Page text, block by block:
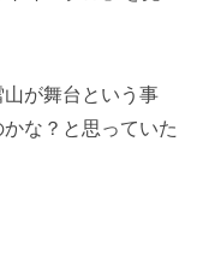
が舞台という事
な？と思っていた